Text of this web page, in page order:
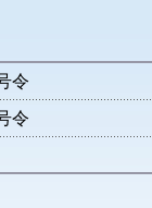
令
令